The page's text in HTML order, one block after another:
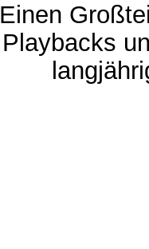
Einen
Playbacks